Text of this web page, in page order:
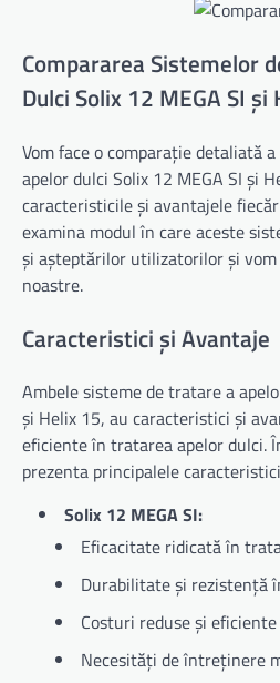
Compararea Sistemelor
Dulci Solix 12 MEGA SI și
Vom face o comparație detaliată
apelor dulci Solix 12 MEGA SI și
caracteristicile și avantajele
examina modul în care aceste
și așteptărilor utilizatorilor și
noastre.
Caracteristici și Avantaje
Ambele sisteme de tratare a
și Helix 15, au caracteristici și
eficiente în tratarea apelor dulci.
prezenta principalele
Solix 12 MEGA SI:
Eficacitate ridicată în
Durabilitate și rezistență
Costuri reduse și eficiente
Necesități de întreținere